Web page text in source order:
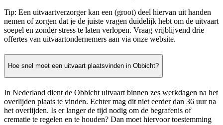
Tip: Een uitvaartverzorger kan een (groot) deel hiervan uit handen
nemen of zorgen dat je de juiste vragen duidelijk hebt om de uitvaart
soepel en zonder stress te laten verlopen. Vraag vrijblijvend drie
offertes van uitvaartondernemers aan via onze website.
Hoe snel moet een uitvaart plaatsvinden in Obbicht?
In Nederland dient de Obbicht uitvaart binnen zes werkdagen na het
overlijden plaats te vinden. Echter mag dit niet eerder dan 36 uur na
het overlijden. Is er langer de tijd nodig om de begrafenis of
crematie te regelen en te houden? Dan moet hiervoor toestemming